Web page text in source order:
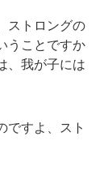
ストロングの
うことですか
、我が子には
ですよ、スト